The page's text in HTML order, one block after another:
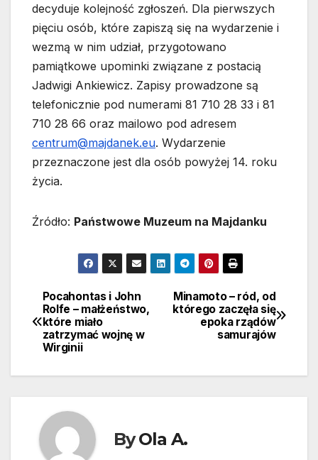
decyduje kolejność zgłoszeń. Dla pierwszych
pięciu osób, które zapiszą się na wydarzenie i
wezmą w nim udział, przygotowano
pamiątkowe upominki związane z postacią
Jadwigi Ankiewicz. Zapisy prowadzone są
telefonicznie pod numerami 81 710 28 33 i 81
710 28 66 oraz mailowo pod adresem
centrum@majdanek.eu. Wydarzenie
przeznaczone jest dla osób powyżej 14. roku
życia.
Źródło: Państwowe Muzeum na Majdanku
Nawigacja
wpisu
Minamoto – ród, od
którego zaczęła się
epoka rządów
samurajów
Pocahontas i John
Rolfe – małżeństwo,
które miało
zatrzymać wojnę w
Wirginii
ByOla A.